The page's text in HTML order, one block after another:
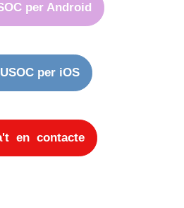
per Android
per iOS
en contacte